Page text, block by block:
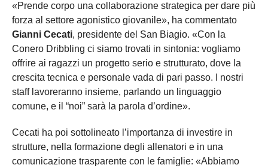
«Prende corpo una collaborazione strategica per dare più
forza al settore agonistico giovanile», ha commentato
Gianni Cecati, presidente del San Biagio. «Con la
Conero Dribbling ci siamo trovati in sintonia: vogliamo
offrire ai ragazzi un progetto serio e strutturato, dove la
crescita tecnica e personale vada di pari passo. I nostri
staff lavoreranno insieme, parlando un linguaggio
comune, e il “noi” sarà la parola d’ordine».
Cecati ha poi sottolineato l’importanza di investire in
strutture, nella formazione degli allenatori e in una
comunicazione trasparente con le famiglie: «Abbiamo